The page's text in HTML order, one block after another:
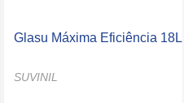
Glasu Máxima Eficiência 18L
SUVINIL